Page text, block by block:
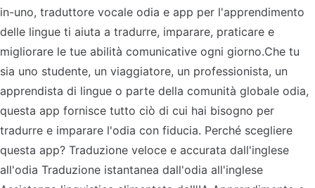
in-uno, traduttore vocale odia e app per l'apprendimento
delle lingue ti aiuta a tradurre, imparare, praticare e
migliorare le tue abilità comunicative ogni giorno.Che tu
sia uno studente, un viaggiatore, un professionista, un
apprendista di lingue o parte della comunità globale odia,
questa app fornisce tutto ciò di cui hai bisogno per
tradurre e imparare l'odia con fiducia. Perché scegliere
questa app? Traduzione veloce e accurata dall'inglese
all'odia Traduzione istantanea dall'odia all'inglese